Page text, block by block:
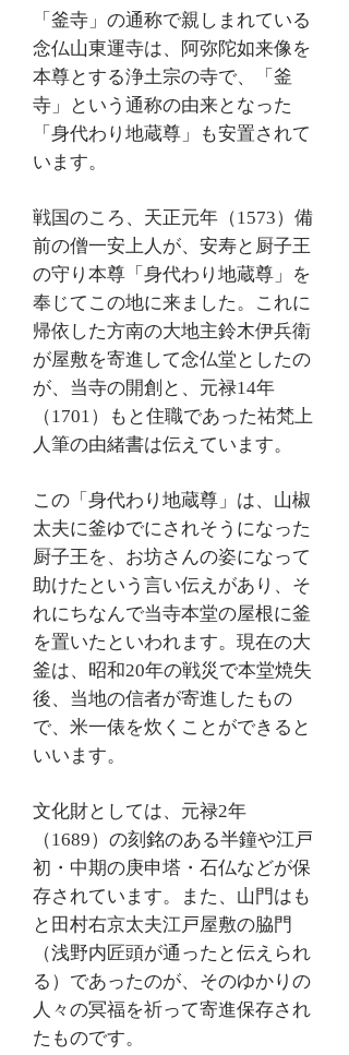
「釜寺」の通称で親しまれている
念仏山東運寺は、阿弥陀如来像を
本尊とする浄土宗の寺で、「釜
寺」という通称の由来となった
「身代わり地蔵尊」も安置されて
います。
戦国のころ、天正元年（1573）備
前の僧一安上人が、安寿と厨子王
の守り本尊「身代わり地蔵尊」を
奉じてこの地に来ました。これに
帰依した方南の大地主鈴木伊兵衛
が屋敷を寄進して念仏堂としたの
が、当寺の開創と、元禄14年
（1701）もと住職であった祐梵上
人筆の由緒書は伝えています。
この「身代わり地蔵尊」は、山椒
太夫に釜ゆでにされそうになった
厨子王を、お坊さんの姿になって
助けたという言い伝えがあり、そ
れにちなんで当寺本堂の屋根に釜
を置いたといわれます。現在の大
釜は、昭和20年の戦災で本堂焼失
後、当地の信者が寄進したもの
で、米一俵を炊くことができると
いいます。
文化財としては、元禄2年
（1689）の刻銘のある半鐘や江戸
初・中期の庚申塔・石仏などが保
存されています。また、山門はも
と田村右京太夫江戸屋敷の脇門
（浅野内匠頭が通ったと伝えられ
る）であったのが、そのゆかりの
人々の冥福を祈って寄進保存され
たものです。